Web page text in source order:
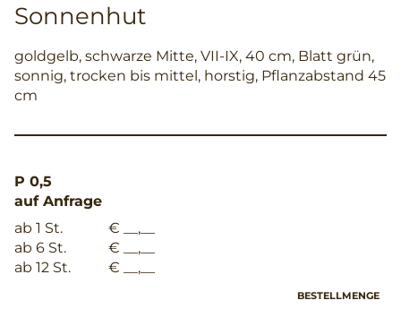
Sonnenhut
goldgelb, schwarze Mitte, VII-IX, 40 cm, Blatt grün,
sonnig, trocken bis mittel, horstig, Pflanzabstand 45
cm
P 0,5
auf Anfrage
ab 1 St.
€ __,__
ab 6 St.
€ __,__
ab 12 St.
€ __,__
BESTELLMENGE